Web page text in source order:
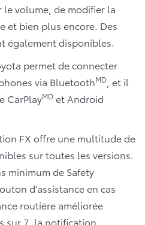
volume, de modifier la
et bien plus encore. Des
également disponibles.
permet de connecter
via BluetoothMD , et il
CarPlayMD et Android
FX offre une multitude de
sur toutes les versions.
minimum de Safety
d’assistance en cas
routière améliorée
sur 7, la notification